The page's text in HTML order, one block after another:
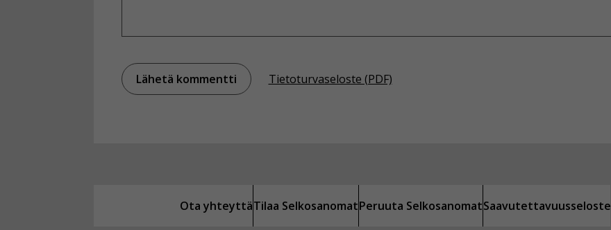
Tietoturvaseloste (PDF)
Ota yhteyttäTilaa SelkosanomatPeruuta SelkosanomatSaavutettavuusseloste